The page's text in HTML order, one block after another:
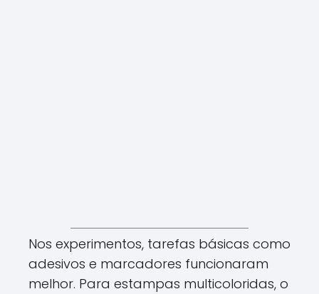
Nos experimentos, tarefas básicas como
adesivos e marcadores funcionaram
melhor. Para estampas multicoloridas, o